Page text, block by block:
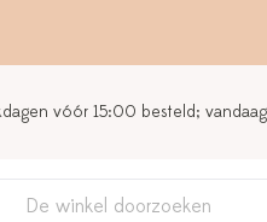
vóór 15:00 besteld;